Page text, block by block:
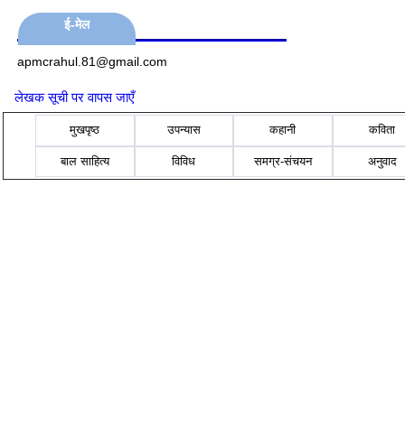
ई-मेल
apmcrahul.81@gmail.com
लेखक सूची पर वापस जाएँ
मुखपृष्ठ उपन्यास कहानी कविता
बाल साहित्य विविध समग्र-संचयन अनुवाद